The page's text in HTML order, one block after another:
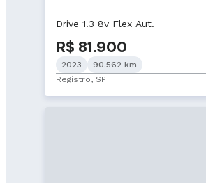
Drive 1.3 8v Flex Aut.
R$ 81.900
2023
90.562 km
Registro, SP